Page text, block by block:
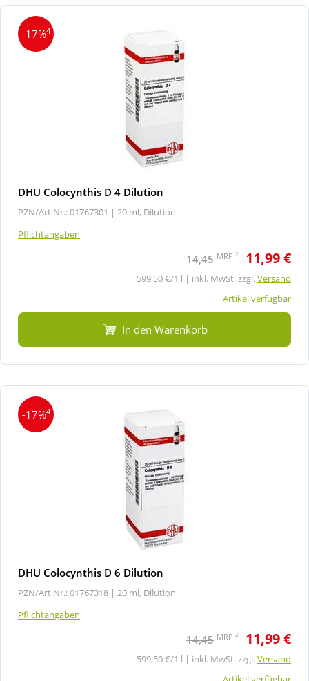
-17%4
DHU Colocynthis D 4 Dilution
PZN/Art.Nr.: 01767301 | 20 ml, Dilution
Pflichtangaben
14,45 MRP 2 11,99 €
599,50 €/1 l | inkl. MwSt. zzgl.Versand
Artikel verfügbar
In den Warenkorb
-17%4
DHU Colocynthis D 6 Dilution
PZN/Art.Nr.: 01767318 | 20 ml, Dilution
Pflichtangaben
14,45 MRP 2 11,99 €
599,50 €/1 l | inkl. MwSt. zzgl.Versand